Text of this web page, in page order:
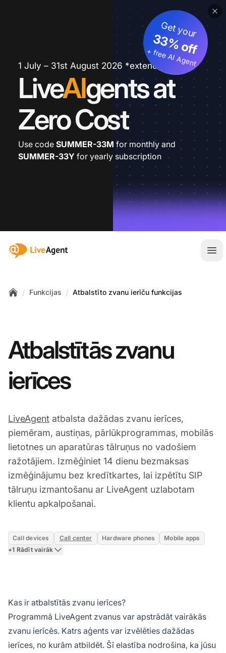
1 July – 31st August 2026 *extended
LiveAIgents at
Zero Cost
Get your
33% off
+ free AI Agent
Use code SUMMER-33M for monthly and
SUMMER-33Y for yearly subscription
:site.title
/ Funkcijas / Atbalstīto zvanu ierīču funkcijas
Atbalstītās zvanu
ierīces
LiveAgent atbalsta dažādas zvanu ierīces,
piemēram, austiņas, pārlūkprogrammas, mobilās
lietotnes un aparatūras tālruņus no vadošiem
ražotājiem. Izmēģiniet 14 dienu bezmaksas
izmēģinājumu bez kredītkartes, lai izpētītu SIP
tālruņu izmantošanu ar LiveAgent uzlabotam
klientu apkalpošanai.
Call devices Call center Hardware phones
Mobile apps
+1 Rādīt vairāk
Kas ir atbalstītās zvanu ierīces?
Programmā LiveAgent zvanus var apstrādāt vairākās
zvanu ierīcēs. Katrs aģents var izvēlēties dažādas
ierīces, no kurām atbildēt. Šī elastība nodrošina, ka jūsu